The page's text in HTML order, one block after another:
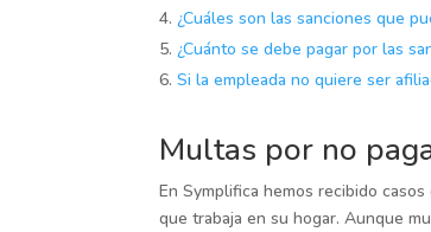
¿Cuáles son las sanciones que
¿Cuánto se debe pagar por las
Si la empleada no quiere ser
Multas por no
En Symplifica hemos recibido
que trabaja en su hogar. Aunque